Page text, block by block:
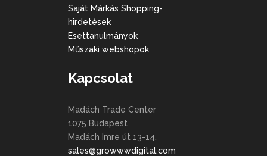
Saját Márkás Shopping-
hirdetések
Esettanulmányok
Műszaki webshopok
Kapcsolat
Madách Trade Center
1075 Budapest
Madách Imre út 13-14.
sales@growwwdigital.com